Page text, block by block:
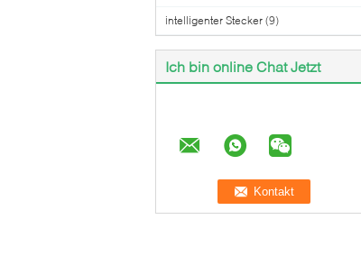
intelligenter Stecker (9)
Ich bin online Chat Jetzt